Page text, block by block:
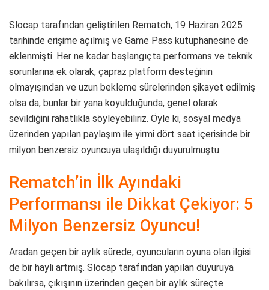
Slocap tarafından geliştirilen Rematch, 19 Haziran 2025
tarihinde erişime açılmış ve Game Pass kütüphanesine de
eklenmişti. Her ne kadar başlangıçta performans ve teknik
sorunlarına ek olarak, çapraz platform desteğinin
olmayışından ve uzun bekleme sürelerinden şikayet edilmiş
olsa da, bunlar bir yana koyulduğunda, genel olarak
sevildiğini rahatlıkla söyleyebiliriz. Öyle ki, sosyal medya
üzerinden yapılan paylaşım ile yirmi dört saat içerisinde bir
milyon benzersiz oyuncuya ulaşıldığı duyurulmuştu.
Rematch’in İlk Ayındaki
Performansı ile Dikkat Çekiyor: 5
Milyon Benzersiz Oyuncu!
Aradan geçen bir aylık sürede, oyuncuların oyuna olan ilgisi
de bir hayli artmış. Slocap tarafından yapılan duyuruya
bakılırsa, çıkışının üzerinden geçen bir aylık süreçte